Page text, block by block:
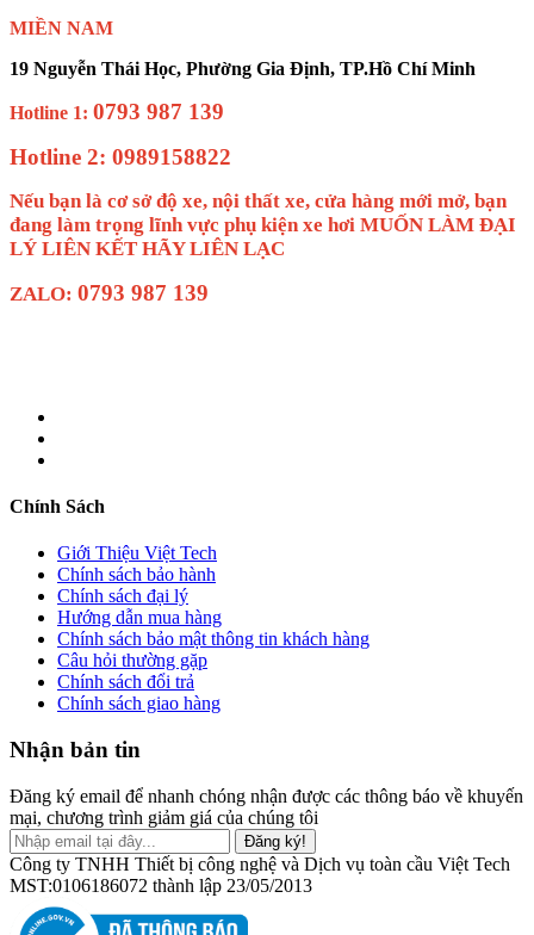
MIỀN NAM
19 Nguyễn Thái Học, Phường Gia Định, TP.Hồ Chí Minh
Hotline 1: 0793 987 139
Hotline 2: 0989158822
Nếu bạn là cơ sở độ xe, nội thất xe, cửa hàng mới mở, bạn
đang làm trọng lĩnh vực phụ kiện xe hơi MUỐN LÀM ĐẠI
LÝ LIÊN KẾT HÃY LIÊN LẠC
ZALO: 0793 987 139
Chính Sách
Giới Thiệu Việt Tech
Chính sách bảo hành
Chính sách đại lý
Hướng dẫn mua hàng
Chính sách bảo mật thông tin khách hàng
Câu hỏi thường gặp
Chính sách đổi trả
Chính sách giao hàng
Nhận bản tin
Đăng ký email để nhanh chóng nhận được các thông báo về khuyến
mại, chương trình giảm giá của chúng tôi
Đăng ký!
Công ty TNHH Thiết bị công nghệ và Dịch vụ toàn cầu Việt Tech
MST:0106186072 thành lập 23/05/2013